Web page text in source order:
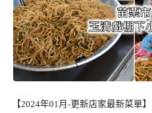
【2024年01月-更新店家最新菜單